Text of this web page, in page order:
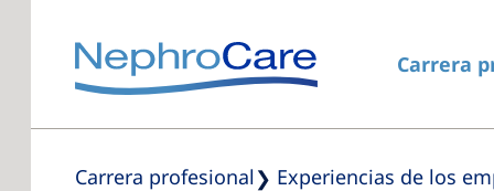
Carrera
Carrera profesional Experiencias de los